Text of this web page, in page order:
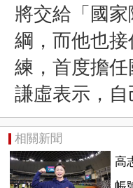
將交給「國
綱，而他也
練，首度擔
謙虛表示，自
相關新聞
高